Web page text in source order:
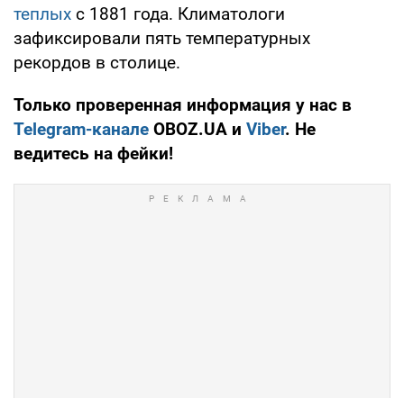
теплых с 1881 года. Климатологи
зафиксировали пять температурных
рекордов в столице.
Только проверенная информация у нас в
Telegram-канале OBOZ.UA и Viber. Не
ведитесь на фейки!